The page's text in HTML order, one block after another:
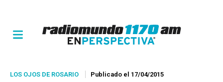
LOS OJOS DE ROSARIO Publicado el 17/04/2015